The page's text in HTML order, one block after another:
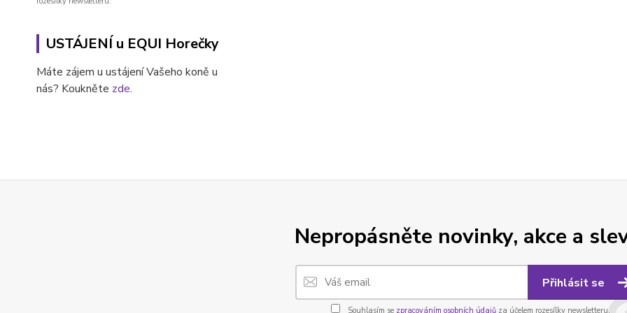
USTÁJENÍ u EQUI Horečky
Máte zájem u ustájení Vašeho koně u
nás? Koukněte zde.
Nepropásněte novinky, akce a
Přihlásit se
Souhlasím se zpracováním osobních údajůza účelem rozesílky newsletteru.